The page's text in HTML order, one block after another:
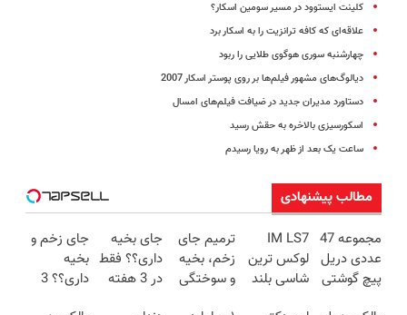
کلینت ایستوود در مسیر سومین اسکار؟
علاقه‌ای که کافه ترانزیت را به اسکار برد
چهارشنبه سوری هوگوی طلایی را ربود
دیالوگ‌های مشهور فیلم‌ها بر روی پوستر اسکار 2007
دستاورد مدیران جدید در ضیافت فیلم‌های امسال
اسکورسیزی بالاخره به حقش رسید
ساعت یک بعد از ظهر به رویا رسیدم
مطالب پیشنهادی
مجموعه 47
عددی دریل
پیچ گوشتی
IM LS7
لوکس ترین
شاسی بلند
ترمیم جای
زخم، بخیه
و سوختگی
جای بخیه
داری؟؟ فقط
در 3 هفته
جای زخم و
بخیه
داری؟؟ 3